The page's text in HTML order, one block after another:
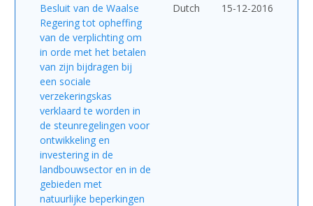
Besluit van de Waalse
Regering tot opheffing
van de verplichting om
in orde met het betalen
van zijn bijdragen bij
een sociale
verzekeringskas
verklaard te worden in
de steunregelingen voor
ontwikkeling en
investering in de
landbouwsector en in de
gebieden met
natuurlijke beperkingen
Dutch 15-12-2016